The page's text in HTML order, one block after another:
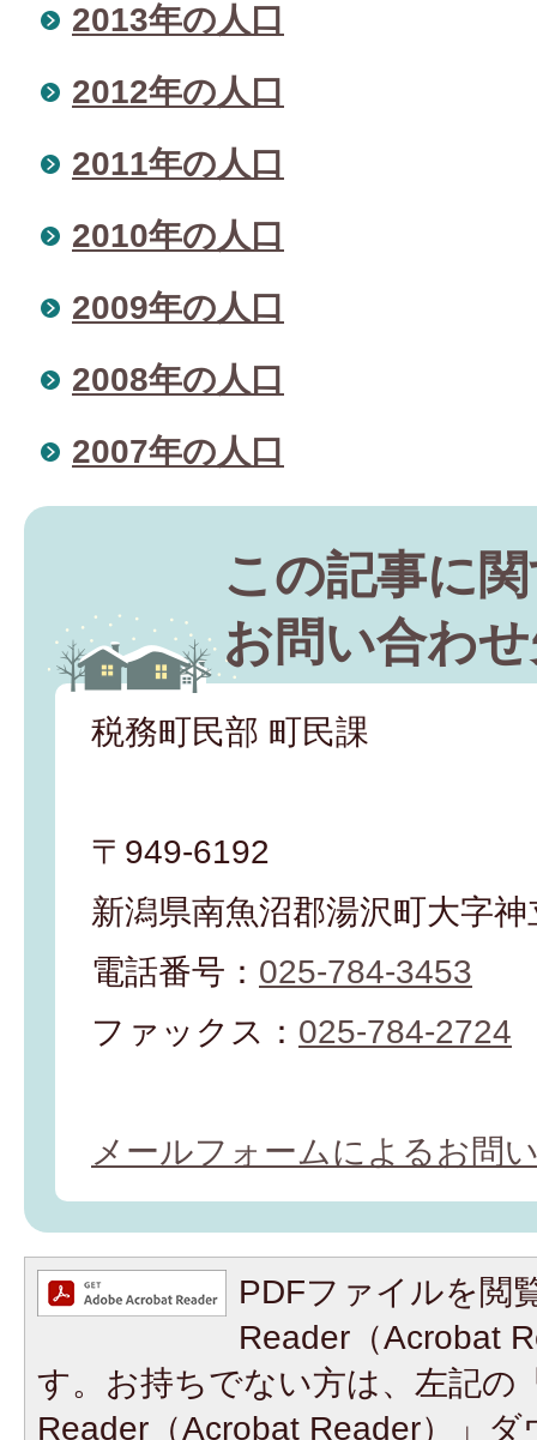
2013年の人口
2012年の人口
2011年の人口
2010年の人口
2009年の人口
2008年の人口
2007年の人口
この記事に
お問い合わ
税務町民部 町民課
〒949-6192
新潟県南魚沼郡湯沢町大字
電話番号： 025-784-3453
ファックス： 025-784-2724
メールフォームによるお問
PDFファイルを閲
Reader（Acrobat
す。お持ちでない方は、左記の
Reader（Acrobat Reader）」